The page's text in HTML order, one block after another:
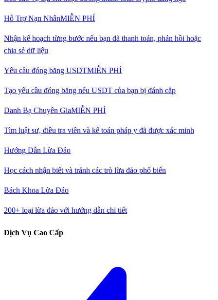
Hỗ Trợ Nạn NhânMIỄN PHÍ
Nhận kế hoạch từng bước nếu bạn đã thanh toán, phản hồi hoặc
chia sẻ dữ liệu
Yêu cầu đóng băng USDTMIỄN PHÍ
Tạo yêu cầu đóng băng nếu USDT của bạn bị đánh cắp
Danh Bạ Chuyên GiaMIỄN PHÍ
Tìm luật sư, điều tra viên và kế toán pháp y đã được xác minh
Hướng Dẫn Lừa Đảo
Học cách nhận biết và tránh các trò lừa đảo phổ biến
Bách Khoa Lừa Đảo
200+ loại lừa đảo với hướng dẫn chi tiết
Dịch Vụ Cao Cấp